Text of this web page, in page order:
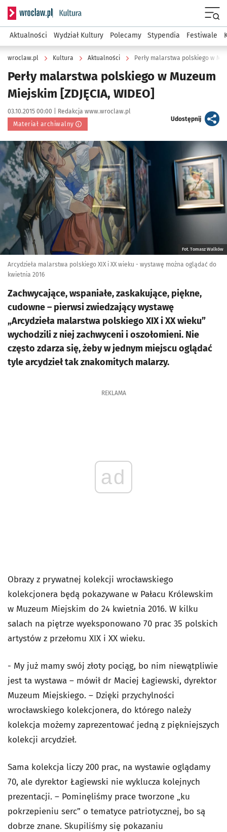
Serwis informacyjny wroclaw.pl podserwis: Kultura
Aktualności Wydział Kultury Polecamy Stypendia Festiwale
wroclaw.pl Kultura Aktualności Perły malarstwa polskiego w
Perły malarstwa polskiego w Muzeum
Miejskim [ZDJĘCIA, WIDEO]
Data publikacji:
03.10.2015 00:00 | Autor:
Redakcja www.wroclaw.pl
Materiał archiwalny
Udostępnijartykuł
Kliknij, aby powiększyć
Fot. Tomasz Walków
Arcydzieła malarstwa polskiego XIX i XX wieku - wystawę można oglądać do
kwietnia 2016
Zachwycające, wspaniałe, zaskakujące, piękne,
cudowne – pierwsi zwiedzający wystawę
„Arcydzieła malarstwa polskiego XIX i XX wieku”
wychodzili z niej zachwyceni i oszołomieni. Nie
często zdarza się, żeby w jednym miejscu oglądać
tyle arcydzieł tak znakomitych malarzy.
REKLAMA
ad
Obrazy z prywatnej kolekcji wrocławskiego
kolekcjonera będą pokazywane w Pałacu Królewskim
w Muzeum Miejskim do 24 kwietnia 2016. W kilku
salach na piętrze wyeksponowano 70 prac 35 polskich
artystów z przełomu XIX i XX wieku.
- My już mamy swój złoty pociąg, bo nim niewątpliwie
jest ta wystawa – mówił dr Maciej Łagiewski, dyrektor
Muzeum Miejskiego. – Dzięki przychylności
wrocławskiego kolekcjonera, do którego należy
kolekcja możemy zaprezentować jedną z piękniejszych
kolekcji arcydzieł.
Sama kolekcja liczy 200 prac, na wystawie oglądamy
70, ale dyrektor Łagiewski nie wyklucza kolejnych
prezentacji. – Pominęliśmy prace tworzone „ku
pokrzepieniu serc” o tematyce patriotycznej, bo są
dobrze znane. Skupiliśmy się pokazaniu